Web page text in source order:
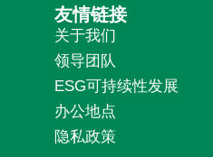
友情链接
关于我们
领导团队
ESG可持续性发展
办公地点
隐私政策